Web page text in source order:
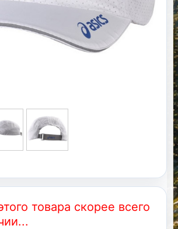
товара скорее всего